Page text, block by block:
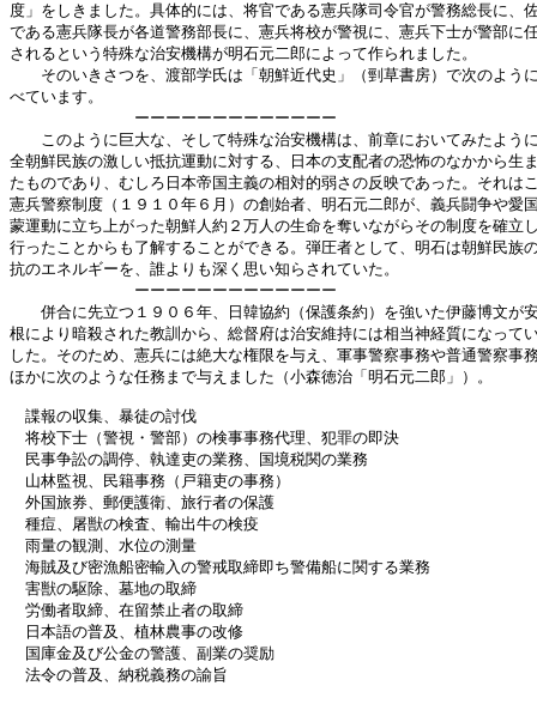
度」をしきました。具体的には、将官である憲兵隊司令官が警務総長に、
である憲兵隊長が各道警務部長に、憲兵将校が警視に、憲兵下士が警部に
されるという特殊な治安機構が明石元二郎によって作られました。
そのいきさつを、渡部学氏は「朝鮮近代史」（剄草書房）で次のよう
べています。
ーーーーーーーーーーーーー
このように巨大な、そして特殊な治安機構は、前章においてみたよう
全朝鮮民族の激しい抵抗運動に対する、日本の支配者の恐怖のなかから生
たものであり、むしろ日本帝国主義の相対的弱さの反映であった。それは
憲兵警察制度（１９１０年６月）の創始者、明石元二郎が、義兵闘争や愛
蒙運動に立ち上がった朝鮮人約２万人の生命を奪いながらその制度を確立
行ったことからも了解することができる。弾圧者として、明石は朝鮮民族
抗のエネルギーを、誰よりも深く思い知らされていた。
ーーーーーーーーーーーーー
併合に先立つ１９０６年、日韓協約（保護条約）を強いた伊藤博文が
根により暗殺された教訓から、総督府は治安維持には相当神経質になって
した。そのため、憲兵には絶大な権限を与え、軍事警察事務や普通警察事
ほかに次のような任務まで与えました（小森徳治「明石元二郎」）。
諜報の収集、暴徒の討伐
将校下士（警視・警部）の検事事務代理、犯罪の即決
民事争訟の調停、執達吏の業務、国境税関の業務
山林監視、民籍事務（戸籍吏の事務）
外国旅券、郵便護衛、旅行者の保護
種痘、屠獣の検査、輸出牛の検疫
雨量の観測、水位の測量
海賊及び密漁船密輸入の警戒取締即ち警備船に関する業務
害獣の駆除、墓地の取締
労働者取締、在留禁止者の取締
日本語の普及、植林農事の改修
国庫金及び公金の警護、副業の奨励
法令の普及、納税義務の諭旨